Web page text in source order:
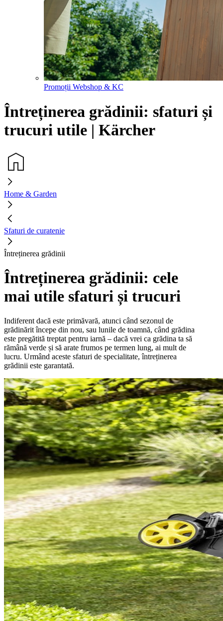
Promoții Webshop & KC
Întreținerea grădinii: sfaturi și
trucuri utile | Kärcher
Home & Garden
Sfaturi de curatenie
Întreținerea grădinii
Întreținerea grădinii: cele
mai utile sfaturi și trucuri
Indiferent dacă este primăvară, atunci când sezonul de
grădinărit începe din nou, sau lunile de toamnă, când grădina
este pregătită treptat pentru iarnă – dacă vrei ca grădina ta să
rămână verde și să arate frumos pe termen lung, ai mult de
lucru. Urmând aceste sfaturi de specialitate, întreținerea
grădinii este garantată.